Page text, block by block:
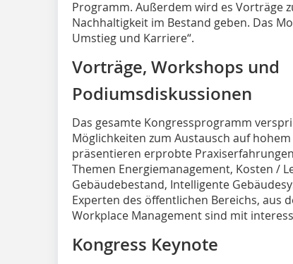
Programm. Außerdem wird es Vorträge
Nachhaltigkeit im Bestand geben. Das
Umstieg und Karriere“.
Vorträge, Workshops und
Podiumsdiskussionen
Das gesamte Kongressprogramm
Möglichkeiten zum Austausch auf
präsentieren erprobte
Themen Energiemanagement, Kosten /
Gebäudebestand, Intelligente
Experten des öffentlichen Bereichs, aus
Workplace Management sind mit
Kongress Keynote